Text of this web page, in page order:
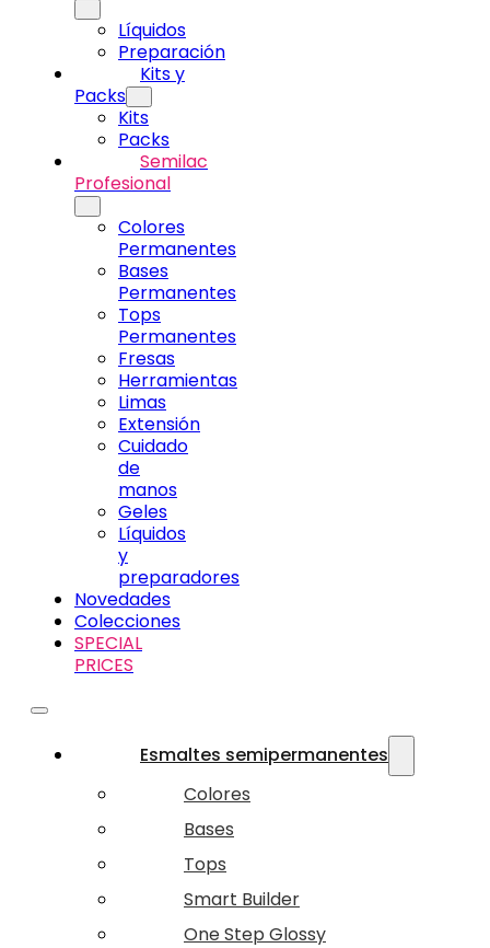
Líquidos
Preparación
Kits y
Packs
Kits
Packs
Semilac
Profesional
Colores
Permanentes
Bases
Permanentes
Tops
Permanentes
Fresas
Herramientas
Limas
Extensión
Cuidado
de
manos
Geles
Líquidos
y
preparadores
Novedades
Colecciones
SPECIAL
PRICES
Esmaltes semipermanentes
Colores
Bases
Tops
Smart Builder
One Step Glossy